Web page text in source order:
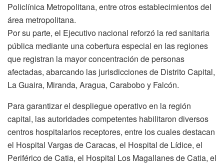
Policlínica Metropolitana, entre otros establecimientos del
área metropolitana.
Por su parte, el Ejecutivo nacional reforzó la red sanitaria
pública mediante una cobertura especial en las regiones
que registran la mayor concentración de personas
afectadas, abarcando las jurisdicciones de Distrito Capital,
La Guaira, Miranda, Aragua, Carabobo y Falcón.
Para garantizar el despliegue operativo en la región
capital, las autoridades competentes habilitaron diversos
centros hospitalarios receptores, entre los cuales destacan
el Hospital Vargas de Caracas, el Hospital de Lídice, el
Periférico de Catia, el Hospital Los Magallanes de Catia, el